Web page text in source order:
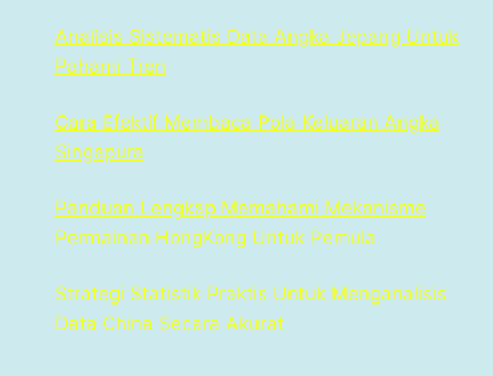
Analisis Sistematis Data Angka Jepang Untuk
Pahami Tren
Cara Efektif Membaca Pola Keluaran Angka
Singapura
Panduan Lengkap Memahami Mekanisme
Permainan HongKong Untuk Pemula
Strategi Statistik Praktis Untuk Menganalisis
Data China Secara Akurat